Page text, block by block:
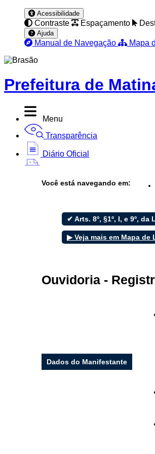
Acessibilidade
Contraste Espaçamento
Ajuda
Manual de Navegação Mapa
Prefeitura de
Menu
Transparência
Diário Oficial
Servidor
Transparência
Você está navegando em:
✔ Arts. 8º, §1º, I, e 9º, da
▶ Veja mais em Mapa de
Ouvidoria -
Dados do Manifestante